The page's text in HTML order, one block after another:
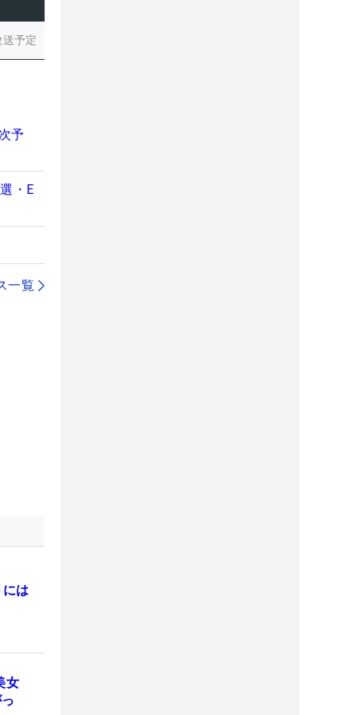
予定
予
・E
一覧
は
女